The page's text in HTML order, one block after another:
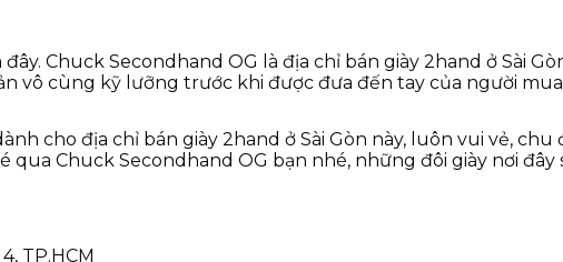
Chuck Secondhand OG là địa chỉ bán giày 2hand ở Sài
vô cùng kỹ lưỡng trước khi được đưa đến tay của người
cho địa chỉ bán giày 2hand ở Sài Gòn này, luôn vui vẻ,
Chuck Secondhand OG bạn nhé, những đôi giày nơi đây
TP.HCM